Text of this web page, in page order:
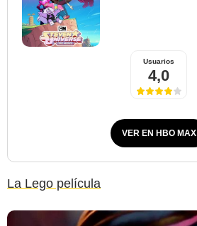
Usuarios
4,0
VER EN HBO MAX
La Lego película